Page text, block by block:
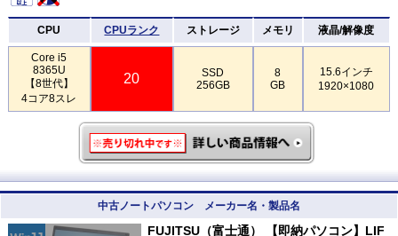
CPU CPUランク ストレージ メモリ 液晶/解像度
Core i5
8365U
【8世代】
4コア8スレ
20
SSD
256GB
8
GB
15.6インチ
1920×1080
中古ノートパソコン メーカー名・製品名
FUJITSU（富士通） 【即納パソコン】LIF